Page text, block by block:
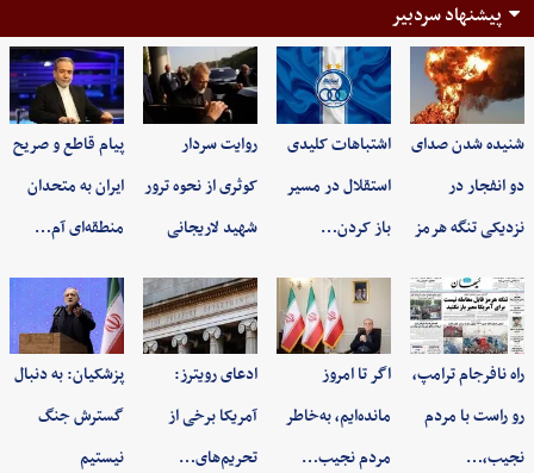
پیشنهاد سردبیر
شنیده شدن صدای
دو انفجار در
نزدیکی تنگه هرمز
اشتباهات کلیدی
استقلال در مسیر
باز کردن…
روایت سردار
کوثری از نحوه ترور
شهید لاریجانی
پیام قاطع و صریح
ایران به متحدان
منطقه‌ای آم…
راه نافرجام ترامپ،
رو راست با مردم
نجیب،…
اگر تا امروز
مانده‌ایم، به‌خاطر
مردم نجیب…
ادعای رویترز:
آمریکا برخی از
تحریم‌های…
پزشکیان: به‌ دنبال
گسترش جنگ
نیستیم